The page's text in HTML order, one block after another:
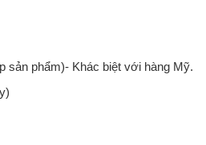
sản phẩm)- Khác biệt với hàng Mỹ.